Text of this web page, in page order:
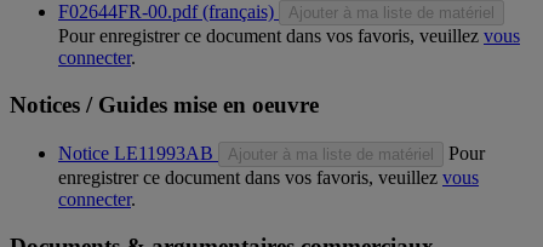
F02644FR-00.pdf (français) Ajouter à ma liste de matériel
Pour enregistrer ce document dans vos favoris, veuillez vous
connecter.
Notices / Guides mise en oeuvre
Notice LE11993AB Ajouter à ma liste de matériel
Pour
enregistrer ce document dans vos favoris, veuillez vous
connecter.